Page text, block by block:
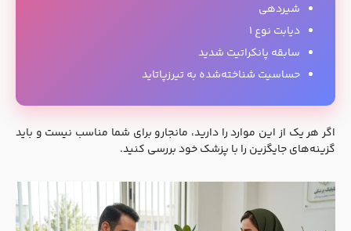
شیردهی
دیابت نوع ۱
سابقه پانکراتیت شدید
حساسیت شناخته‌شده به تیرزپاتاید
اگر هر یک از این موارد را دارید، مانجارو برای شما مناسب نیست و باید
گزینه‌های جایگزین را با پزشک خود بررسی کنید.